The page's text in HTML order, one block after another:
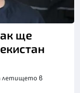
ще
летището в